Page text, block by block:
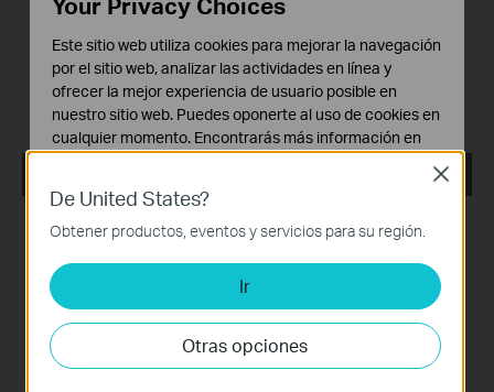
Sistema Operativo: Mac OS 12.5
Modification and bug fixes:
Newly support the G.hn products like
PG2400P/PG2405P/PG1200;
Support the newest MACOS System(Monterey 12.5)
Idioma:Multilingüe
Tamaño de Archivo:72.37 MB
Sistema Operativo: Windows 7/8/8.1/10/11
De United States?
Obtener productos, eventos y servicios para su región.
Ir
Otras opciones
Close
Este sitio web utiliza cookies para mejorar la navegación
por el sitio web, analizar las actividades en línea y
ofrecer la mejor experiencia de usuario posible en
nuestro sitio web. Puedes oponerte al uso de cookies en
cualquier momento. Encontrarás más información en
Cookies Básicas
Estas cookies son necesarias para el funcionamiento
del sitio web y no pueden desactivarse en tu sistema.
Cookies de Análisis y de Marketing
Las cookies de análisis nos permiten analizar tus
actividades en nuestro sitio web con el fin de mejorar y
adaptar la funcionalidad del mismo.